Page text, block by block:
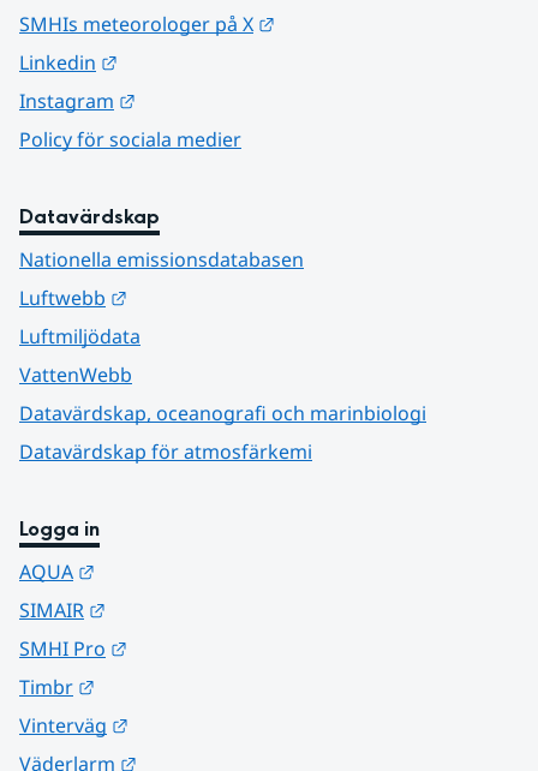
SMHIs meteorologer på X
Linkedin
Instagram
Policy för sociala medier
Datavärdskap
Nationella emissionsdatabasen
Luftwebb
Luftmiljödata
VattenWebb
Datavärdskap, oceanografi och marinbiologi
Datavärdskap för atmosfärkemi
Logga in
AQUA
SIMAIR
SMHI Pro
Timbr
Vinterväg
Väderlarm